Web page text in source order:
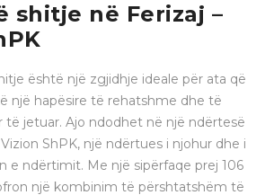
shitje në Ferizaj –
është një zgjidhje ideale për ata që
një hapësire të rehatshme dhe të
të jetuar. Ajo ndodhet në një ndërtesë
ShPK, një ndërtues i njohur dhe i
e ndërtimit. Me një sipërfaqe prej 106
një kombinim të përshtatshëm të